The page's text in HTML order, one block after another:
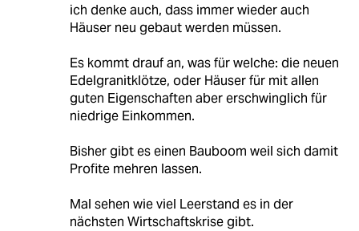
ich denke auch, dass immer wieder auch
Häuser neu gebaut werden müssen.
Es kommt drauf an, was für welche: die neuen
Edelgranitklötze, oder Häuser für mit allen
guten Eigenschaften aber erschwinglich für
niedrige Einkommen.
Bisher gibt es einen Bauboom weil sich damit
Profite mehren lassen.
Mal sehen wie viel Leerstand es in der
nächsten Wirtschaftskrise gibt.